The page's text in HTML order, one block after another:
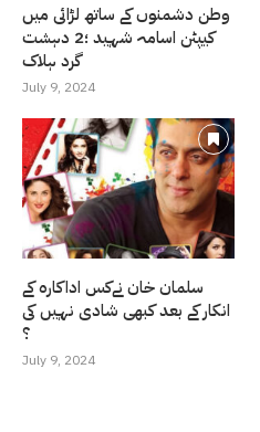
وطن دشمنوں کے ساتھ لڑائی میں
کیپٹن اسامہ شہید ؛2 دہشت
گرد ہلاک
July 9, 2024
سلمان خان نےکس اداکارہ کے
انکار کے بعد کبھی شادی نہیں کی
؟
July 9, 2024